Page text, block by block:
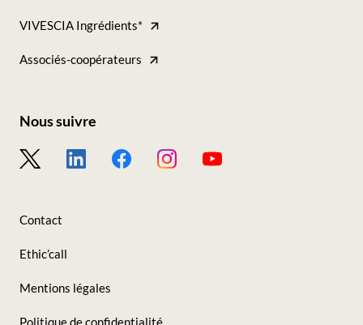
Tous
nos
VIVESCIA Ingrédients*
Associés-coopérateurs
-
suivre
Nous suivre
Contact
Ethic’call
Mentions légales
Politique de confidentialité